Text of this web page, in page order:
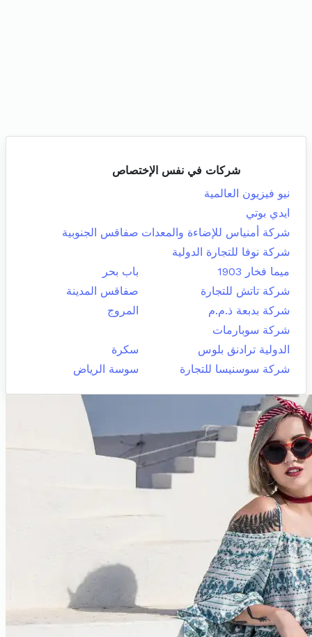
شركات في نفس الإختصاص
نيو فيزيون العالمية
ايدي بوتي
شركة أمنياس للإضاءة والمعدات صفاقس الجنوبية
شركة نوفا للتجارة الدولية
ميما فخار 1903
باب بحر
شركة تاتش للتجارة
صفاقس المدينة
شركة بدبعة ذ.م.م
المروج
شركة سوبارمات
الدولية ترادنق بلوس
سكرة
شركة سوسنيسا للتجارة
سوسة الرياض